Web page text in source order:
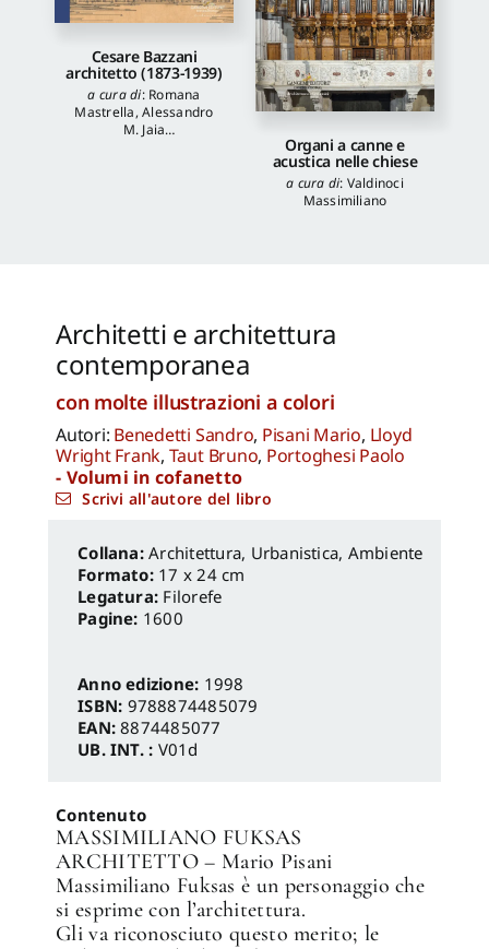
Cesare Bazzani
architetto (1873-1939)
a cura di: Romana
Mastrella,Alessandro
M. Jaia
Organi a canne e
acustica nelle chiese
a cura di: Valdinoci
Massimiliano
Architetti e architettura
contemporanea
con molte illustrazioni a colori
Autori: Benedetti Sandro, Pisani Mario, Lloyd
Wright Frank, Taut Bruno, Portoghesi Paolo
- Volumi in cofanetto
Scrivi all'autore del libro
Architettura, Urbanistica, Ambiente
Formato: 17 x 24 cm
Legatura: Filorefe
Pagine: 1600
Anno edizione: 1998
ISBN: 9788874485079
EAN:8874485077
UB. INT. : V01d
Contenuto
MASSIMILIANO FUKSAS
ARCHITETTO – Mario Pisani
Massimiliano Fuksas è un personaggio che
si esprime con l’architettura.
Gli va riconosciuto questo merito; le